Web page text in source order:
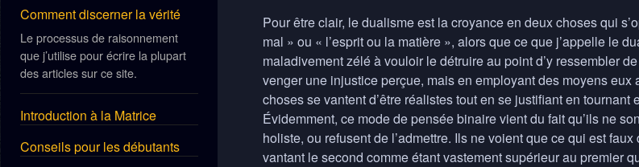
Pour être clair, le dualisme est la croyance en deux choses qui
mal » ou « l’esprit ou la matière », alors que ce que j’appelle le
maladivement zélé à vouloir le détruire au point d’y ressembler
venger une injustice perçue, mais en employant des moyens
choses se vantent d’être réalistes tout en se justifiant en
Évidemment, ce mode de pensée binaire vient du fait qu’ils ne
holiste, ou refusent de l’admettre. Ils ne voient que ce qui est
vantant le second comme étant vastement supérieur au premier
Comment discerner la vérité
Le processus de raisonnement
que j’utilise pour écrire la plupart
des articles sur ce site.
Introduction à la Matrice
Conseils pour les débutants